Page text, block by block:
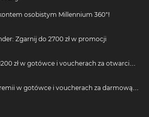
osobistym Millennium 360°!
Zgarnij do 2700 zł w promocji
zł w gotówce i voucherach za otwarcie
w gotówce i voucherach za darmową